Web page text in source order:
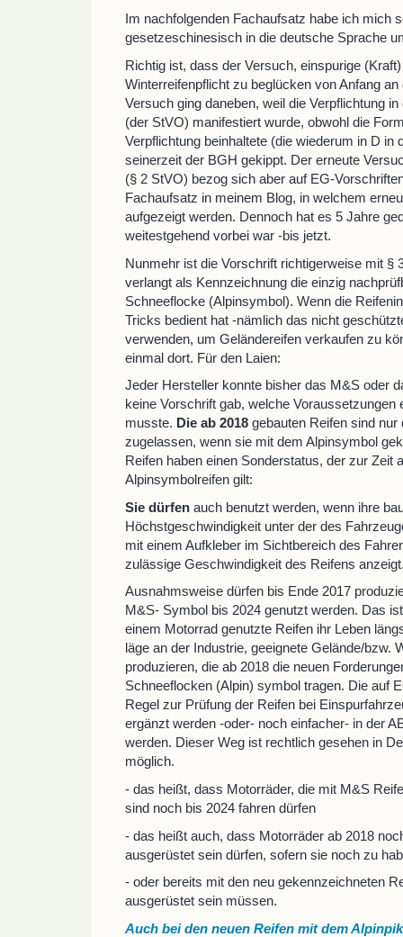
Im nachfolgenden Fachaufsatz habe ich mich
gesetzeschinesisch in die deutsche Sprache
Richtig ist, dass der Versuch, einspurige
Winterreifenpflicht zu beglücken von Anfang
Versuch ging daneben, weil die Verpflichtung
(der StVO) manifestiert wurde, obwohl die
Verpflichtung beinhaltete (die wiederum in D in
seinerzeit der BGH gekippt. Der erneute
(§ 2 StVO) bezog sich aber auf EG-
Fachaufsatz in meinem Blog, in welchem
aufgezeigt werden. Dennoch hat es 5 Jahre
weitestgehend vorbei war -bis jetzt.
Nunmehr ist die Vorschrift richtigerweise mit §
verlangt als Kennzeichnung die einzig
Schneeflocke (Alpinsymbol). Wenn die
Tricks bedient hat -nämlich das nicht
verwenden, um Geländereifen verkaufen zu
einmal dort. Für den Laien:
Jeder Hersteller konnte bisher das M&S oder
keine Vorschrift gab, welche Voraussetzungen
musste. Die ab 2018 gebauten Reifen sind nur
zugelassen, wenn sie mit dem Alpinsymbol
Reifen haben einen Sonderstatus, der zur Zeit
Alpinsymbolreifen gilt:
Sie dürfen auch benutzt werden, wenn ihre
Höchstgeschwindigkeit unter der des
mit einem Aufkleber im Sichtbereich des
zulässige Geschwindigkeit des Reifens
Ausnahmsweise dürfen bis Ende 2017
M&S- Symbol bis 2024 genutzt werden. Das
einem Motorrad genutzte Reifen ihr Leben
läge an der Industrie, geeignete Gelände/bzw.
produzieren, die ab 2018 die neuen
Schneeflocken (Alpin) symbol tragen. Die auf
Regel zur Prüfung der Reifen bei
ergänzt werden -oder- noch einfacher- in der
werden. Dieser Weg ist rechtlich gesehen in
möglich.
- das heißt, dass Motorräder, die mit M&S
sind noch bis 2024 fahren dürfen
- das heißt auch, dass Motorräder ab 2018
ausgerüstet sein dürfen, sofern sie noch zu
- oder bereits mit den neu gekennzeichneten
ausgerüstet sein müssen.
Auch bei den neuen Reifen mit dem